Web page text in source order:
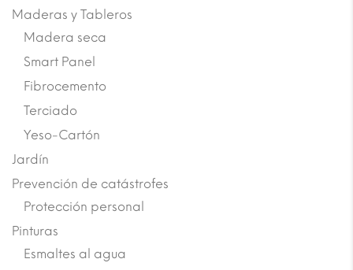
Maderas y Tableros
Madera seca
Smart Panel
Fibrocemento
Terciado
Yeso-Cartón
Jardín
Prevención de catástrofes
Protección personal
Pinturas
Esmaltes al agua